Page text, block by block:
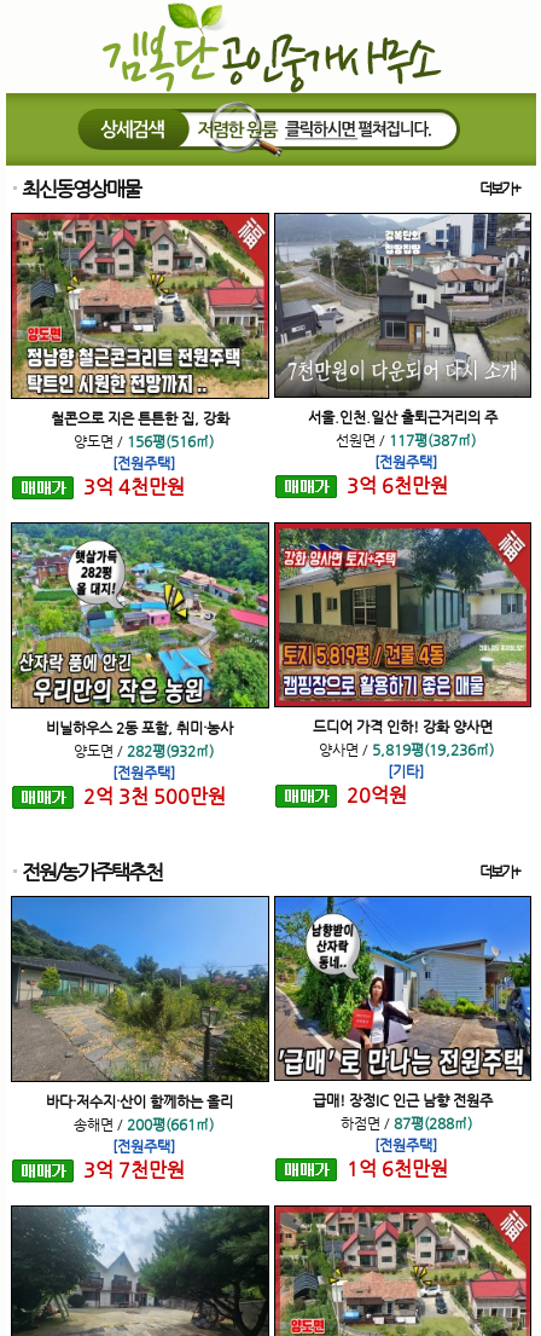
최신동영상매물 더보기+
철콘으로 지은 튼튼한 집, 강화
양도면 / 156평(516㎡)
[전원주택]
3억 4천만원
서울.인천.일산 출퇴근거리의 주
선원면 / 117평(387㎡)
[전원주택]
3억 6천만원
비닐하우스 2동 포함, 취미·농사
양도면 / 282평(932㎡)
[전원주택]
2억 3천 500만원
드디어 가격 인하! 강화 양사면
양사면 / 5,819평(19,236㎡)
[기타]
20억원
전원/농가주택추천 더보기+
바다·저수지·산이 함께하는 올리
송해면 / 200평(661㎡)
[전원주택]
3억 7천만원
급매! 장정IC 인근 남향 전원주
하점면 / 87평(288㎡)
[전원주택]
1 억 6천만원